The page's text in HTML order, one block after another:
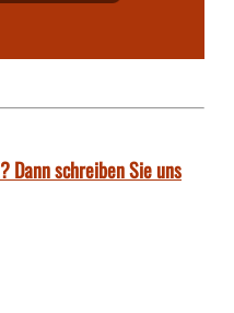
Dann schreiben Sie uns